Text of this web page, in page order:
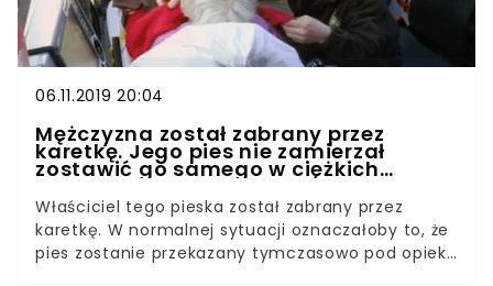
06.11.2019 20:04
Mężczyzna został zabrany przez
karetkę. Jego pies nie zamierzał
zostawić go samego w ciężkich
chwilach
Właściciel tego pieska został zabrany przez
karetkę. W normalnej sytuacji oznaczałoby to, że
pies zostanie przekazany tymczasowo pod opiekę